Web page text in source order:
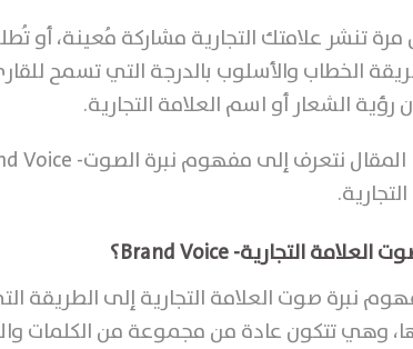
تنشر علامتك التجارية مشاركة مُعينة، أو
الخطاب والأسلوب بالدرجة التي تسمح
الشعار أو اسم العلامة التجارية.
نتعرف إلى مفهوم نبرة الصوت- Voice
العلامة التجارية-Brand Voice؟
نبرة صوت العلامة التجارية إلى الطريقة
وهي تتكون عادة من مجموعة من الكلمات